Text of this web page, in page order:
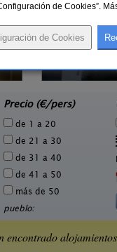
Apartamentos Herbón
Precio (€/pers)
de 1 a 20
de 21 a 30
de 31 a 40
de 41 a 50
más de 50
pueblo:
encontrado
de Cookies”.